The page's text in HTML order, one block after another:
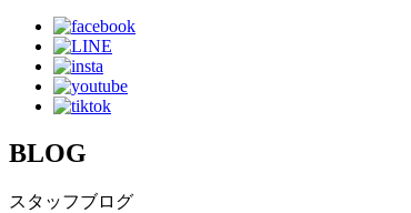
BLOG
スタッフブログ